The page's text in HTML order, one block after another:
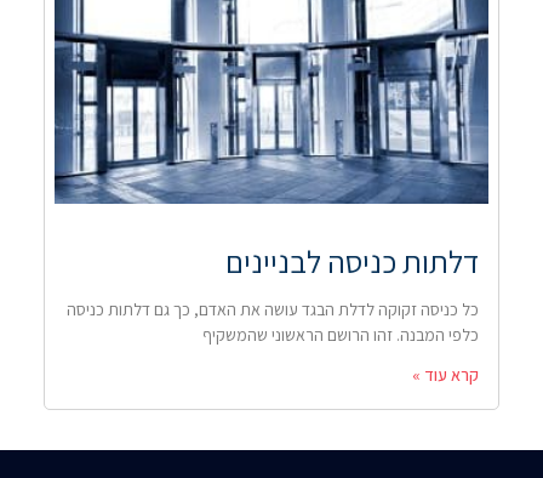
דלתות כניסה לבניינים
כל כניסה זקוקה לדלת הבגד עושה את האדם, כך גם דלתות כניסה
כלפי המבנה. זהו הרושם הראשוני שהמשקיף
קרא עוד »